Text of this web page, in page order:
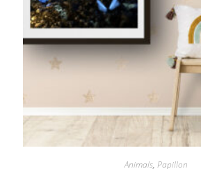
Animals, Papillon